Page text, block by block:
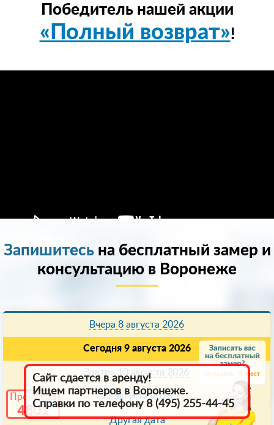
6
Промокод
4801
Победитель нашей акции
«Полный возврат»!
Запишитесьна бесплатный замер и
консультацию в Воронеже
Вчера 8 августа 2026
Сегодня 9 августа 2026
Завтра 10 августа 2026
11 августа 2026
Другая дата
Сайт сдается в аренду!
Ищем партнеров в Воронеже.
Справки по телефону 8 (495) 255-44-45